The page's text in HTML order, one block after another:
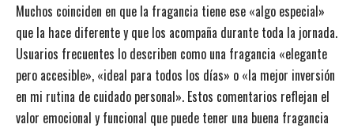
Muchos coinciden en que la fragancia tiene ese «algo especial»
que la hace diferente y que los acompaña durante toda la jornada.
Usuarios frecuentes lo describen como una fragancia «elegante
pero accesible», «ideal para todos los días» o «la mejor inversión
en mi rutina de cuidado personal». Estos comentarios reflejan el
valor emocional y funcional que puede tener una buena fragancia